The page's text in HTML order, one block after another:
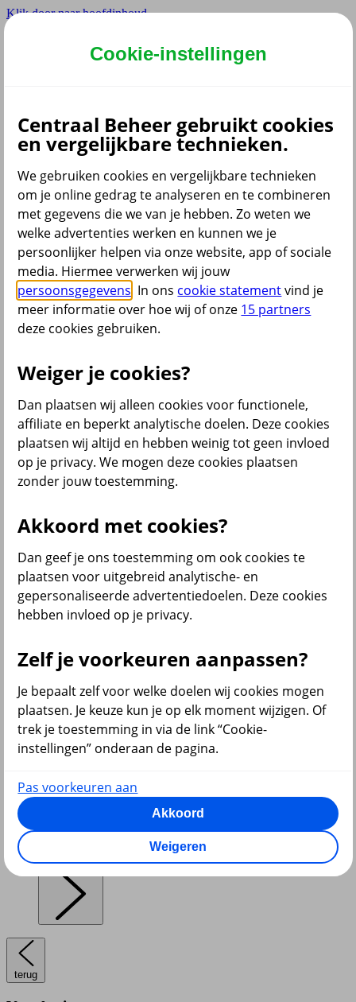
Klik door naar hoofdinhoud
Hoofdmenu navigatie
Adviseur
Partner
Dyslexie lettertype
Aan / Uit
Cookies aanpassen
CoBrowsing
Start
Menu
Producten
Situaties Klantenservice
Sparen
Pensioen en lijfrente
Hypotheek
terug
Cookie-instellingen
Centraal Beheer gebruikt cookies
en vergelijkbare technieken.
We gebruiken cookies en vergelijkbare technieken
om je online gedrag te analyseren en te combineren
met gegevens die we van je hebben. Zo weten we
welke advertenties werken en kunnen we je
persoonlijker helpen via onze website, app of sociale
media. Hiermee verwerken wij jouw
persoonsgegevens . In ons cookie statementvind je
meer informatie over hoe wij of onze 15 partners
deze cookies gebruiken.
Weiger je cookies?
Dan plaatsen wij alleen cookies voor functionele,
affiliate en beperkt analytische doelen. Deze cookies
plaatsen wij altijd en hebben weinig tot geen invloed
op je privacy. We mogen deze cookies plaatsen
zonder jouw toestemming.
Akkoord met cookies?
Dan geef je ons toestemming om ook cookies te
plaatsen voor uitgebreid analytische- en
gepersonaliseerde advertentiedoelen. Deze cookies
hebben invloed op je privacy.
Zelf je voorkeuren aanpassen?
Je bepaalt zelf voor welke doelen wij cookies mogen
plaatsen. Je keuze kun je op elk moment wijzigen. Of
trek je toestemming in via de link “Cookie-
instellingen” onderaan de pagina.
Pas voorkeuren aan
Akkoord
Weigeren